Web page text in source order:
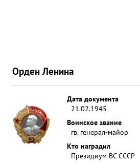
Орден Ленина
Дата документа
21.02.1945
Воинское звание
гв. генерал-майор
Кто наградил
Президиум ВС СССР